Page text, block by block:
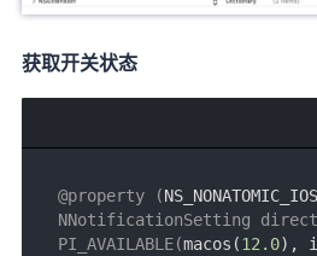
获取开关状态
@property (
NNotificationSetting
PI_AVAILABLE(macos(12.0),